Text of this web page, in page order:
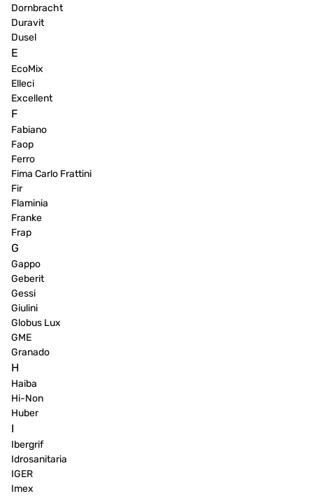
Dornbracht
Duravit
Dusel
E
EcoMix
Elleci
Excellent
F
Fabiano
Faop
Ferro
Fima Carlo Frattini
Fir
Flaminia
Franke
Frap
G
Gappo
Geberit
Gessi
Giulini
Globus Lux
GME
Granado
H
Haiba
Hi-Non
Huber
I
Ibergrif
Idrosanitaria
IGER
Imex